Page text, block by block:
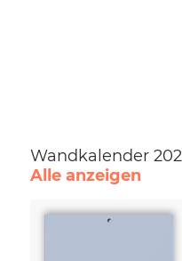
Wandkalender
Alle anzeigen